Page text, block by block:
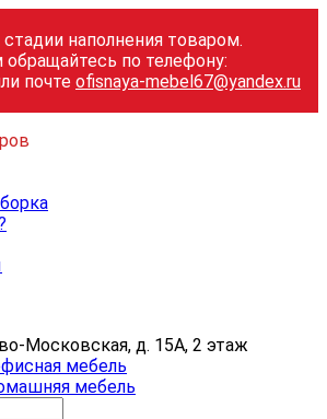
наполнения товаром.
по телефону:
почте ofisnaya-mebel67@yandex.ru
Московская, д. 15А, 2 этаж
мебель
мебель